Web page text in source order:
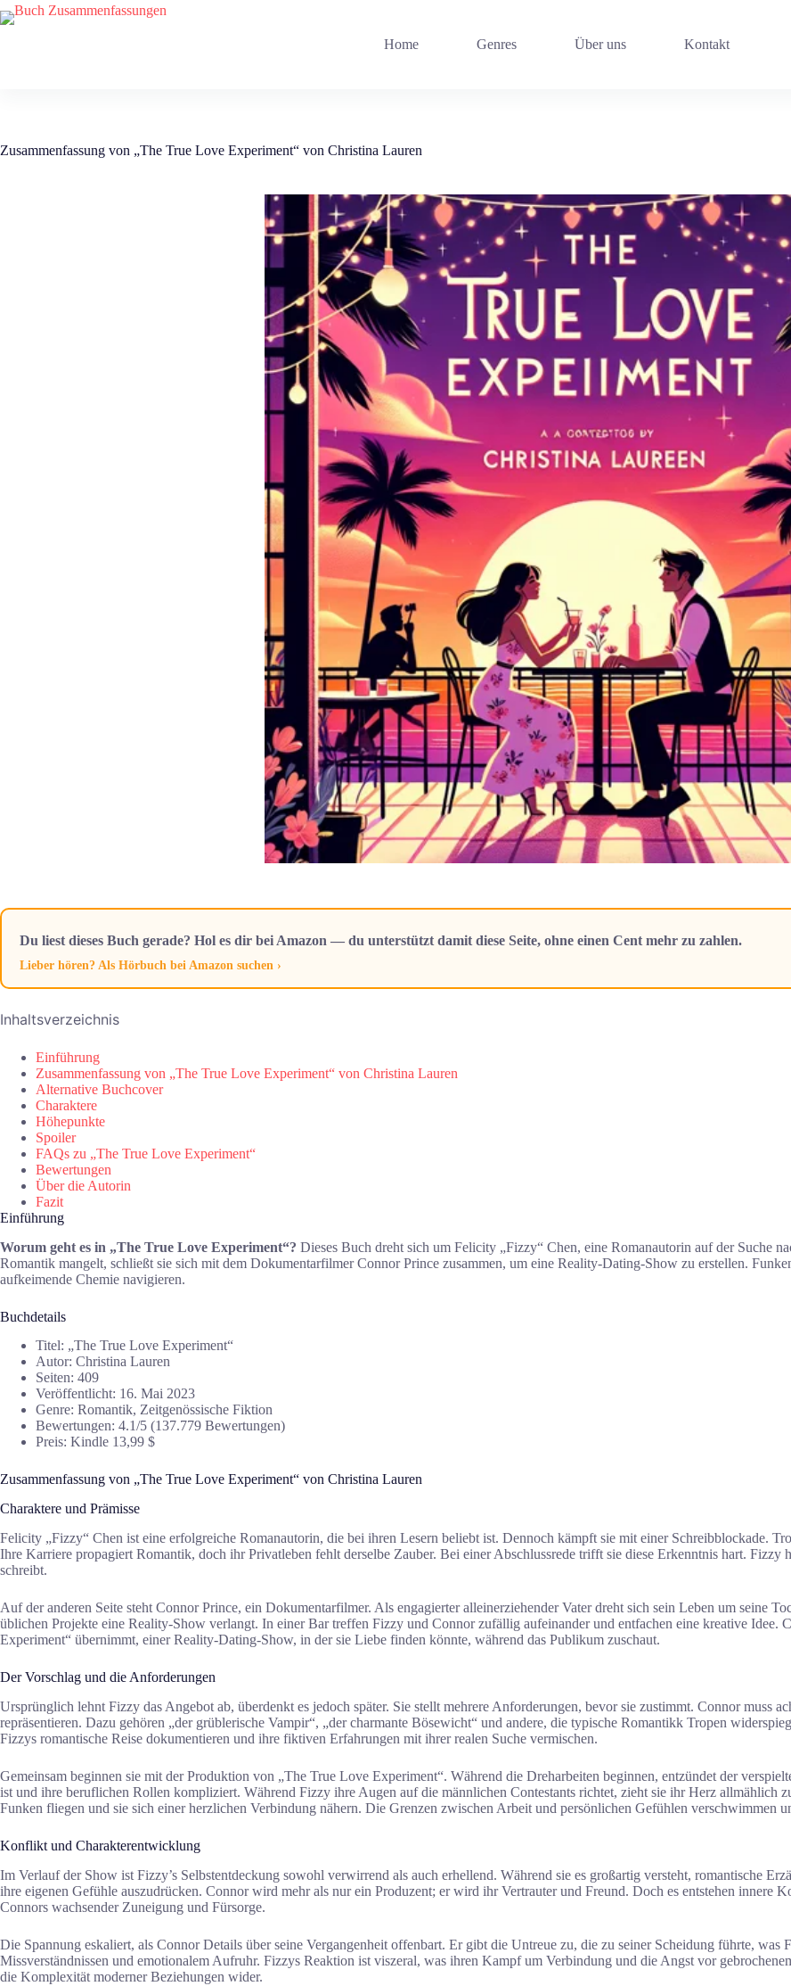
Zum
Inhalt
Home Genres Über uns Kontakt
Zusammenfassung von „The True Love Experiment“ von Christina Lauren
Du liest dieses Buch gerade? Hol es dir bei Amazon — du unterstützt damit diese Seite, ohne einen Cent mehr zu zahlen.
Lieber hören? Als Hörbuch bei Amazon suchen ›
Inhaltsverzeichnis
Einführung
Zusammenfassung von „The True Love Experiment“ von Christina Lauren
Alternative Buchcover
Charaktere
Höhepunkte
Spoiler
FAQs zu „The True Love Experiment“
Bewertungen
Über die Autorin
Fazit
Einführung
Worum geht es in „The True Love Experiment“? Dieses Buch dreht sich um Felicity „Fizzy“ Chen, eine Romanautorin auf der Suche
Romantik mangelt, schließt sie sich mit dem Dokumentarfilmer Connor Prince zusammen, um eine Reality-Dating-Show zu erstellen.
aufkeimende Chemie navigieren.
Buchdetails
Titel: „The True Love Experiment“
Autor: Christina Lauren
Seiten: 409
Veröffentlicht: 16. Mai 2023
Genre: Romantik, Zeitgenössische Fiktion
Bewertungen: 4.1/5 (137.779 Bewertungen)
Preis: Kindle 13,99 $
Zusammenfassung von „The True Love Experiment“ von Christina Lauren
Charaktere und Prämisse
Felicity „Fizzy“ Chen ist eine erfolgreiche Romanautorin, die bei ihren Lesern beliebt ist. Dennoch kämpft sie mit einer Schreibblockade.
Ihre Karriere propagiert Romantik, doch ihr Privatleben fehlt derselbe Zauber. Bei einer Abschlussrede trifft sie diese Erkenntnis hart. Fizzy
schreibt.
Auf der anderen Seite steht Connor Prince, ein Dokumentarfilmer. Als engagierter alleinerziehender Vater dreht sich sein Leben um seine
üblichen Projekte eine Reality-Show verlangt. In einer Bar treffen Fizzy und Connor zufällig aufeinander und entfachen eine kreative Idee.
Experiment“ übernimmt, einer Reality-Dating-Show, in der sie Liebe finden könnte, während das Publikum zuschaut.
Der Vorschlag und die Anforderungen
Ursprünglich lehnt Fizzy das Angebot ab, überdenkt es jedoch später. Sie stellt mehrere Anforderungen, bevor sie zustimmt. Connor muss
repräsentieren. Dazu gehören „der grüblerische Vampir“, „der charmante Bösewicht“ und andere, die typische Romantikk Tropen
Fizzys romantische Reise dokumentieren und ihre fiktiven Erfahrungen mit ihrer realen Suche vermischen.
Gemeinsam beginnen sie mit der Produktion von „The True Love Experiment“. Während die Dreharbeiten beginnen, entzündet der
ist und ihre beruflichen Rollen kompliziert. Während Fizzy ihre Augen auf die männlichen Contestants richtet, zieht sie ihr Herz allmählich
Funken fliegen und sie sich einer herzlichen Verbindung nähern. Die Grenzen zwischen Arbeit und persönlichen Gefühlen verschwimmen
Konflikt und Charakterentwicklung
Im Verlauf der Show ist Fizzy’s Selbstentdeckung sowohl verwirrend als auch erhellend. Während sie es großartig versteht, romantische
ihre eigenen Gefühle auszudrücken. Connor wird mehr als nur ein Produzent; er wird ihr Vertrauter und Freund. Doch es entstehen innere
Connors wachsender Zuneigung und Fürsorge.
Die Spannung eskaliert, als Connor Details über seine Vergangenheit offenbart. Er gibt die Untreue zu, die zu seiner Scheidung führte, was
Missverständnissen und emotionalem Aufruhr. Fizzys Reaktion ist viszeral, was ihren Kampf um Verbindung und die Angst vor
die Komplexität moderner Beziehungen wider.